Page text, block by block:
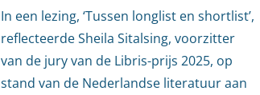
In een lezing, ‘Tussen longlist en shortlist’,
reflecteerde Sheila Sitalsing, voorzitter
van de jury van de Libris-prijs 2025, op
stand van de Nederlandse literatuur aan